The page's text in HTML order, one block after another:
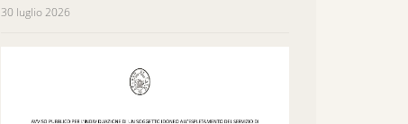
30 luglio 2026